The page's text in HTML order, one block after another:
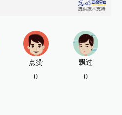
点赞
0
飘过
0